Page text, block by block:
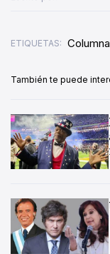
ETIQUETAS: Columna
También te puede